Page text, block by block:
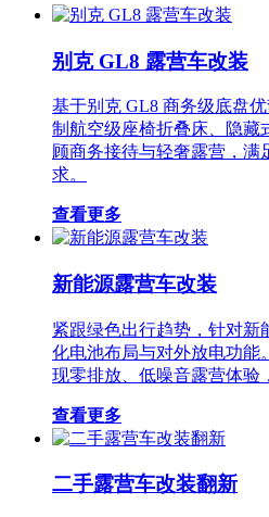
别克 GL8 露营车改装
基于别克 GL8 商务级底盘
制航空级座椅折叠床、隐藏
顾商务接待与轻奢露营，满
求。
查看更多
新能源露营车改装
紧跟绿色出行趋势，针对新
化电池布局与对外放电功能
现零排放、低噪音露营体验
查看更多
二手露营车改装翻新